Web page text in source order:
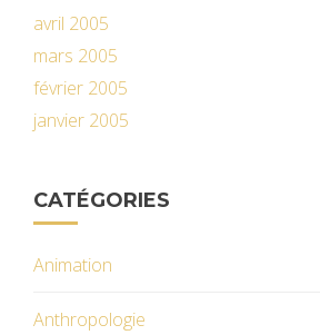
avril 2005
mars 2005
février 2005
janvier 2005
CATÉGORIES
Animation
Anthropologie